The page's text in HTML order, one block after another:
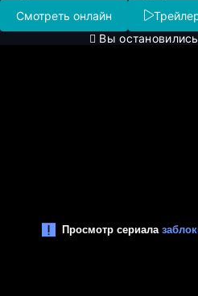
Смотреть онлайн
Вы